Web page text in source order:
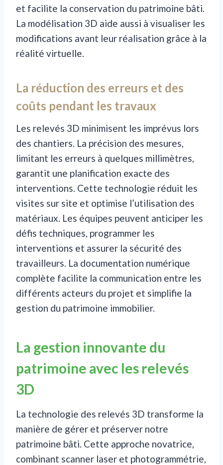
et facilite la conservation du patrimoine bâti.
La modélisation 3D aide aussi à visualiser les
modifications avant leur réalisation grâce à la
réalité virtuelle.
La réduction des erreurs et des
coûts pendant les travaux
Les relevés 3D minimisent les imprévus lors
des chantiers. La précision des mesures,
limitant les erreurs à quelques millimètres,
garantit une planification exacte des
interventions. Cette technologie réduit les
visites sur site et optimise l’utilisation des
matériaux. Les équipes peuvent anticiper les
défis techniques, programmer les
interventions et assurer la sécurité des
travailleurs. La documentation numérique
complète facilite la communication entre les
différents acteurs du projet et simplifie la
gestion du patrimoine immobilier.
La gestion innovante du
patrimoine avec les relevés
3D
La technologie des relevés 3D transforme la
manière de gérer et préserver notre
patrimoine bâti. Cette approche novatrice,
combinant scanner laser et photogrammétrie,